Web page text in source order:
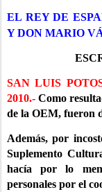
EL REY DE
Y DON MARIO
SAN LUIS
2010.- Como
de la OEM, fueron
Además, por
Suplemento
hacía por lo
personales por el